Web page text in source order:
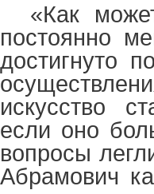
«Как
постоянно
достигнуто
искусство
если оно
вопросы
Абрамович